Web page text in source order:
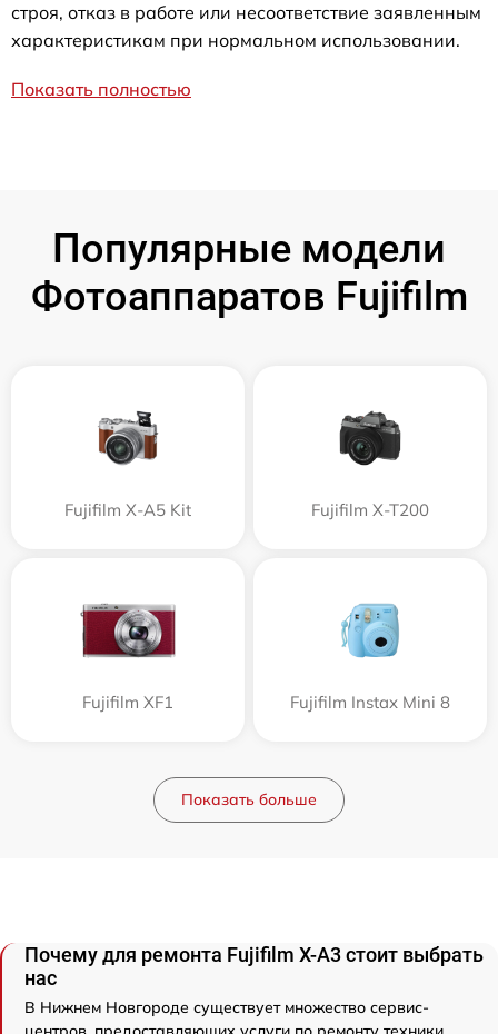
строя, отказ в работе или несоответствие заявленным
характеристикам при нормальном использовании.
Показать полностью
Популярные модели
Фотоаппаратов Fujifilm
Fujifilm X-A5 Kit Fujifilm X-T200
Fujifilm XF1 Fujifilm Instax Mini 8
Показать больше
Почему для ремонта Fujifilm X-A3 стоит выбрать
нас
В Нижнем Новгороде существует множество сервис-